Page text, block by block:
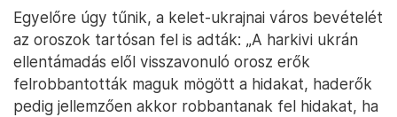
Egyelőre úgy tűnik, a kelet-ukrajnai város bevételét
az oroszok tartósan fel is adták: „A harkivi ukrán
ellentámadás elől visszavonuló orosz erők
felrobbantották maguk mögött a hidakat, haderők
pedig jellemzően akkor robbantanak fel hidakat, ha